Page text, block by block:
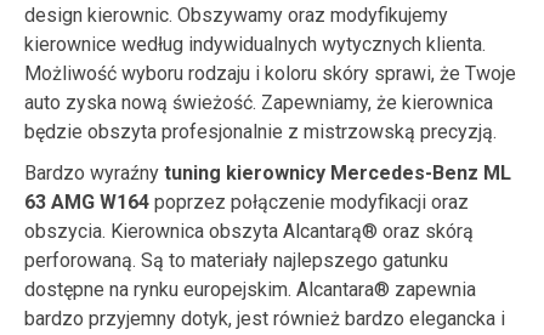
design kierownic. Obszywamy oraz modyfikujemy
kierownice według indywidualnych wytycznych klienta.
Możliwość wyboru rodzaju i koloru skóry sprawi, że Twoje
auto zyska nową świeżość. Zapewniamy, że kierownica
będzie obszyta profesjonalnie z mistrzowską precyzją.
Bardzo wyraźny tuning kierownicy Mercedes-Benz ML
63 AMG W164 poprzez połączenie modyfikacji oraz
obszycia. Kierownica obszyta Alcantarą® oraz skórą
perforowaną. Są to materiały najlepszego gatunku
dostępne na rynku europejskim. Alcantara® zapewnia
bardzo przyjemny dotyk, jest również bardzo elegancka i